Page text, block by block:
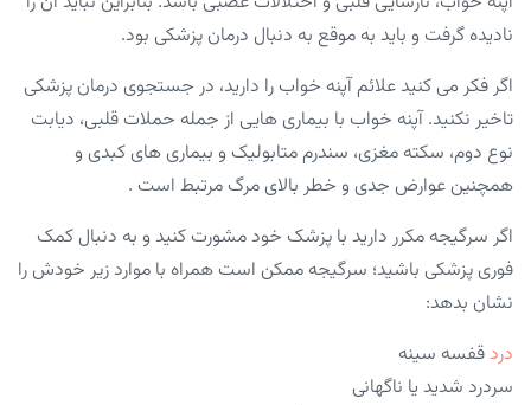
نادیده گرفت و باید به موقع به دنبال درمان پزشکی بود.
اگر فکر می کنید علائم آپنه خواب را دارید، در جستجوی درمان پزشکی
تاخیر نکنید. آپنه خواب با بیماری هایی از جمله حملات قلبی، دیابت
نوع دوم، سکته مغزی، سندرم متابولیک و بیماری های کبدی و
همچنین عوارض جدی و خطر بالای مرگ مرتبط است .
اگر سرگیجه مکرر دارید با پزشک خود مشورت کنید و به دنبال کمک
فوری پزشکی باشید؛ سرگیجه ممکن است همراه با موارد زیر خودش را
نشان بدهد:
درد قفسه سینه
سردرد شدید یا ناگهانی